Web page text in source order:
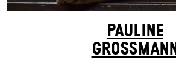
PAULINE
GROSSMANN